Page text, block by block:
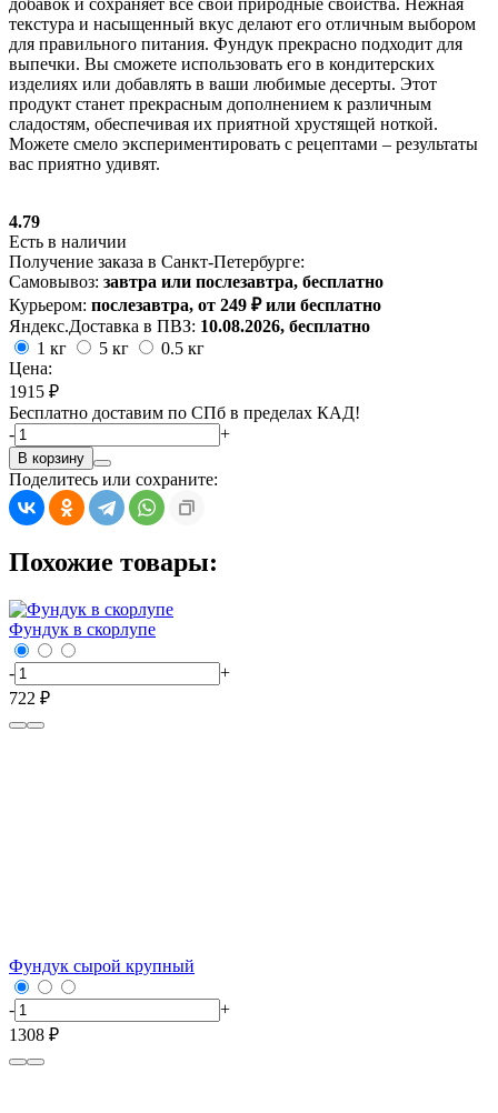
добавок и сохраняет все свои природные свойства. Нежная
текстура и насыщенный вкус делают его отличным выбором
для правильного питания. Фундук прекрасно подходит для
выпечки. Вы сможете использовать его в кондитерских
изделиях или добавлять в ваши любимые десерты. Этот
продукт станет прекрасным дополнением к различным
сладостям, обеспечивая их приятной хрустящей ноткой.
Можете смело экспериментировать с рецептами – результаты
вас приятно удивят.
4.79
Есть в наличии
Получение заказа в Санкт-Петербурге:
Самовывоз: завтра или послезавтра, бесплатно
Курьером: послезавтра, от 249 ₽ или бесплатно
Яндекс.Доставка в ПВЗ: 10.08.2026, бесплатно
1 кг
5 кг
0.5 кг
Цена:
1915 ₽
Бесплатно доставим по СПб в пределах КАД!
-
+
В корзину
Поделитесь или сохраните:
Похожие товары:
Фундук в скорлупе
-
+
722 ₽
Фундук сырой крупный
-
+
1308 ₽